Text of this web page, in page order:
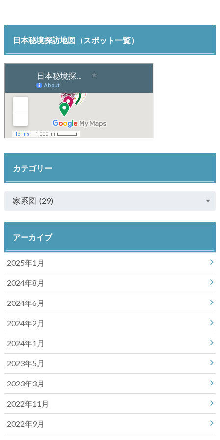
日本秘境探訪地図（スポット一覧）
カテゴリー
アーカイブ
2025年1月
2024年8月
2024年6月
2024年2月
2024年1月
2023年5月
2023年3月
2022年11月
2022年9月